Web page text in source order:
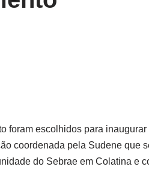
foram escolhidos para
coordenada pela Sudene que
do Sebrae em Colatina e